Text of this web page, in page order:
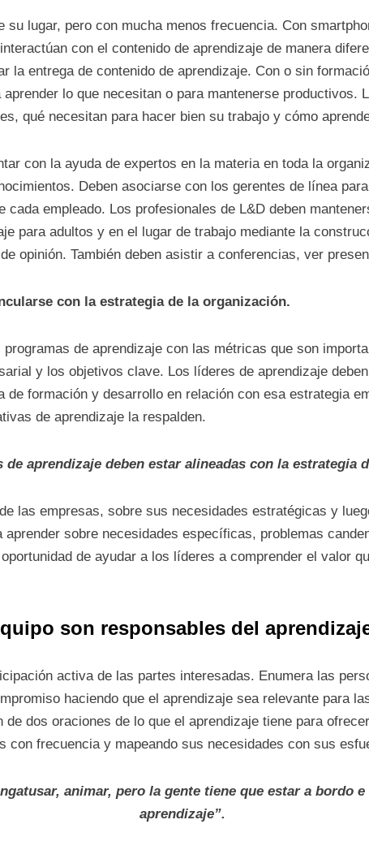
su lugar, pero con mucha menos frecuencia. Con
con el contenido de aprendizaje de manera
la entrega de contenido de aprendizaje. Con o sin
lo que necesitan o para mantenerse productivos.
qué necesitan para hacer bien su trabajo y cómo
con la ayuda de expertos en la materia en toda la
Deben asociarse con los gerentes de línea
cada empleado. Los profesionales de L&D deben
para adultos y en el lugar de trabajo mediante la
opinión. También deben asistir a conferencias, ver
con la estrategia de la organización.
de aprendizaje con las métricas que son
y los objetivos clave. Los líderes de aprendizaje
de formación y desarrollo en relación con esa estrategia
de aprendizaje la respalden.
de aprendizaje deben estar alineadas con la estrategia
las empresas, sobre sus necesidades estratégicas y
sobre necesidades específicas, problemas
de ayudar a los líderes a comprender el valor
son responsables del
activa de las partes interesadas. Enumera las
haciendo que el aprendizaje sea relevante para
dos oraciones de lo que el aprendizaje tiene para
con frecuencia y mapeando sus necesidades con sus
animar, pero la gente tiene que estar a bordo
aprendizaje”.